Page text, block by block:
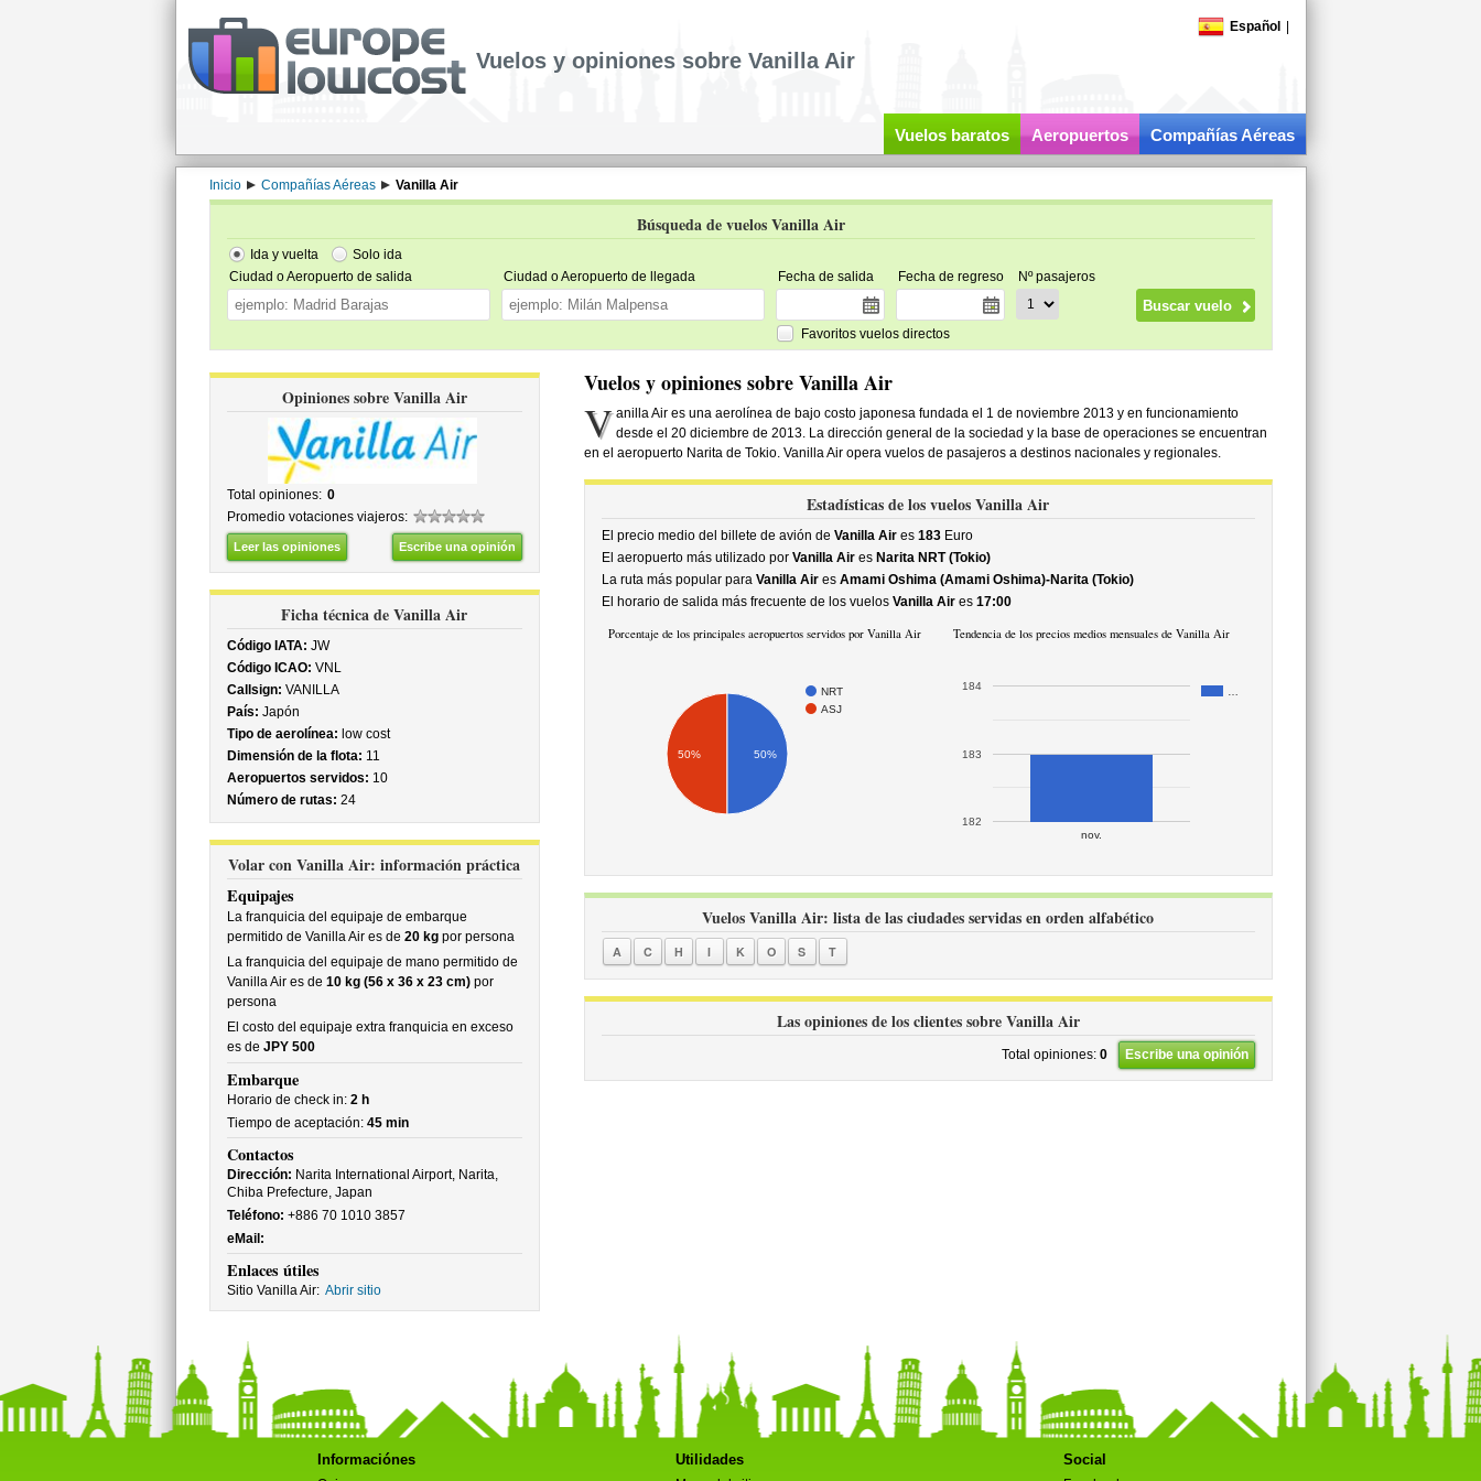
Español
Vuelos y opiniones sobre Vanilla Air
Vuelos baratos Aeropuertos Compañías Aéreas
Inicio Compañías Aéreas Vanilla Air
Búsqueda de vuelos Vanilla Air
Ida y vuelta
Solo ida
Ciudad o Aeropuerto de salida
Ciudad o Aeropuerto de llegada Fecha de salida Fecha de regreso Nº pasajeros
Favoritos vuelos directos
Opiniones sobre Vanilla Air
Total opiniones: 0
Promedio votaciones viajeros:
Leer las opiniones Escribe una opinión
Ficha técnica de Vanilla Air
Código IATA: JW
Código ICAO: VNL
Callsign: VANILLA
País: Japón
Tipo de aerolínea: low cost
Dimensión de la flota: 11
Aeropuertos servidos: 10
Número de rutas: 24
Volar con Vanilla Air: información práctica
Equipajes
La franquicia del equipaje de embarque
permitido de Vanilla Air es de 20 kgpor persona
La franquicia del equipaje de mano permitido de
Vanilla Air es de 10 kg (56 x 36 x 23 cm)por
persona
El costo del equipaje extra franquicia en exceso
es de JPY 500
Embarque
Horario de check in: 2 h
Tiempo de aceptación: 45 min
Contactos
Dirección: Narita International Airport, Narita,
Chiba Prefecture, Japan
Teléfono: +886 70 1010 3857
eMail:
Enlaces útiles
Sitio Vanilla Air: Abrir sitio
Vuelos y opiniones sobre Vanilla Air
V anilla Air es una aerolínea de bajo costo japonesa fundada el 1 de noviembre 2013 y en funcionamiento
desde el 20 diciembre de 2013. La dirección general de la sociedad y la base de operaciones se encuentran
en el aeropuerto Narita de Tokio. Vanilla Air opera vuelos de pasajeros a destinos nacionales y regionales.
Estadísticas de los vuelos Vanilla Air
El precio medio del billete de avión de Vanilla Aires 183Euro
El aeropuerto más utilizado por Vanilla Aires Narita NRT (Tokio)
La ruta más popular para Vanilla Aires Amami Oshima (Amami Oshima)-Narita (Tokio)
El horario de salida más frecuente de los vuelos Vanilla Aires 17:00
Porcentaje de los principales aeropuertos servidos por Vanilla Air
NRT
ASJ
50% 50%
Tendencia de los precios medios mensuales de Vanilla Air
nov.
182
183
184
Vuelos Vanilla Air: lista de las ciudades servidas en orden alfabético
A C H I K O S T
Las opiniones de los clientes sobre Vanilla Air
Total opiniones: 0 Escribe una opinión
Informaciónes Utilidades Social